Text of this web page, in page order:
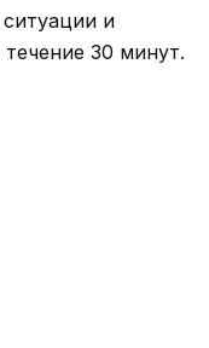
и
30 минут.